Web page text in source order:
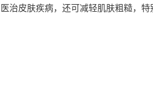
医治皮肤疾病，还可减轻肌肤粗糙，特